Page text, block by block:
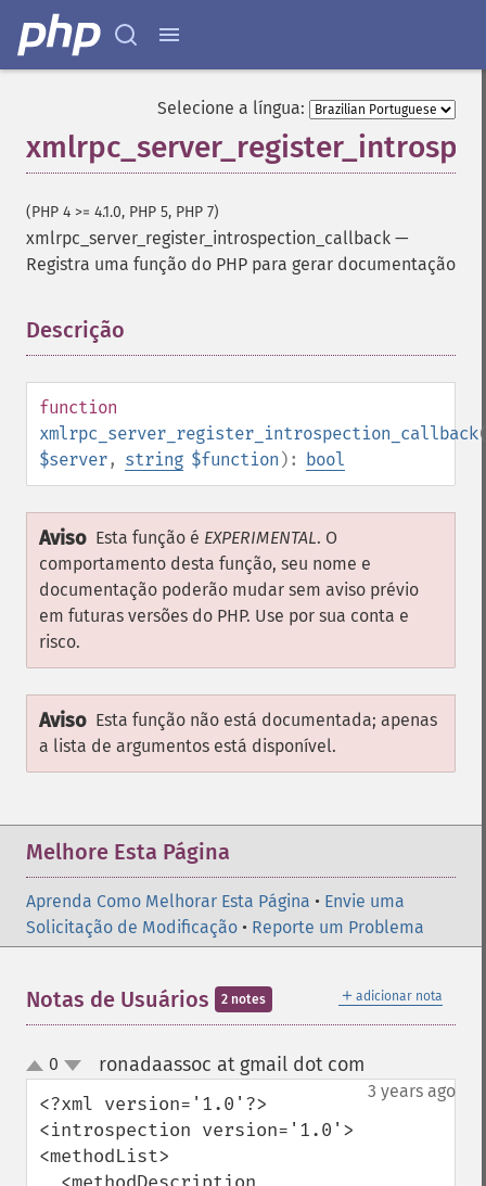
Selecione a língua:
(PHP 4 >= 4.1.0, PHP 5, PHP 7)
xmlrpc_server_register_introspection_callback —
Registra uma função do PHP para gerar documentação
Descrição
function
xmlrpc_server_register_introspection_callback
$server, string $function ): bool
Aviso Esta função é EXPERIMENTAL. O
comportamento desta função, seu nome e
documentação poderão mudar sem aviso prévio
em futuras versões do PHP. Use por sua conta e
risco.
Aviso Esta função não está documentada; apenas
a lista de argumentos está disponível.
Melhore Esta Página
Aprenda Como Melhorar Esta Página • Envie uma
Solicitação de Modificação • Reporte um Problema
＋ adicionar nota
Notas de Usuários 2 notes
up
down
0 ronadaassoc at gmail dot com
3 years ago
<?xml version='1.0'?>
<introspection version='1.0'>
<methodList>